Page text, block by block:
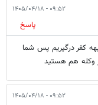
۰۹:۵۲ - ۱۴۰۵/۰۴/۱۸
پاسخ
کفر درگیریم پس شما
وکله هم هستید
۰۹:۵۲ - ۱۴۰۵/۰۴/۱۸